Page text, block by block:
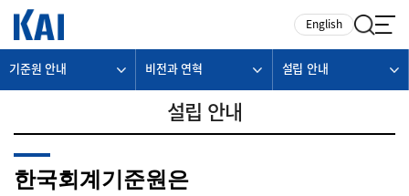
English
기준원 안내 비전과 연혁 설립 안내
설립 안내
한국회계기준원은